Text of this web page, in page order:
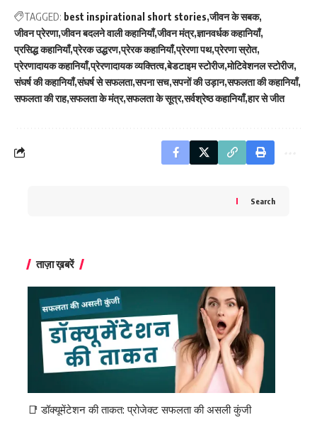
TAGGED: best inspirational short stories जीवन के सबक
जीवन प्रेरणा जीवन बदलने वाली कहानियाँ जीवन मंत्र ज्ञानवर्धक कहानियाँ
प्रसिद्ध कहानियाँ प्रेरक उद्धरण प्रेरक कहानियाँ प्रेरणा पथ प्रेरणा स्रोत
प्रेरणादायक कहानियाँ प्रेरणादायक व्यक्तित्व बेडटाइम स्टोरीज मोटिवेशनल स्टोरीज
संघर्ष की कहानियाँ संघर्ष से सफलता सपना सच सपनों की उड़ान सफलता की कहानियाँ
सफलता की राह सफलता के मंत्र सफलता के सूत्र सर्वश्रेष्ठ कहानियाँ हार से जीत
Search
ताज़ा ख़बरें
📑 डॉक्यूमेंटेशन की ताकत: प्रोजेक्ट सफलता की असली कुंजी